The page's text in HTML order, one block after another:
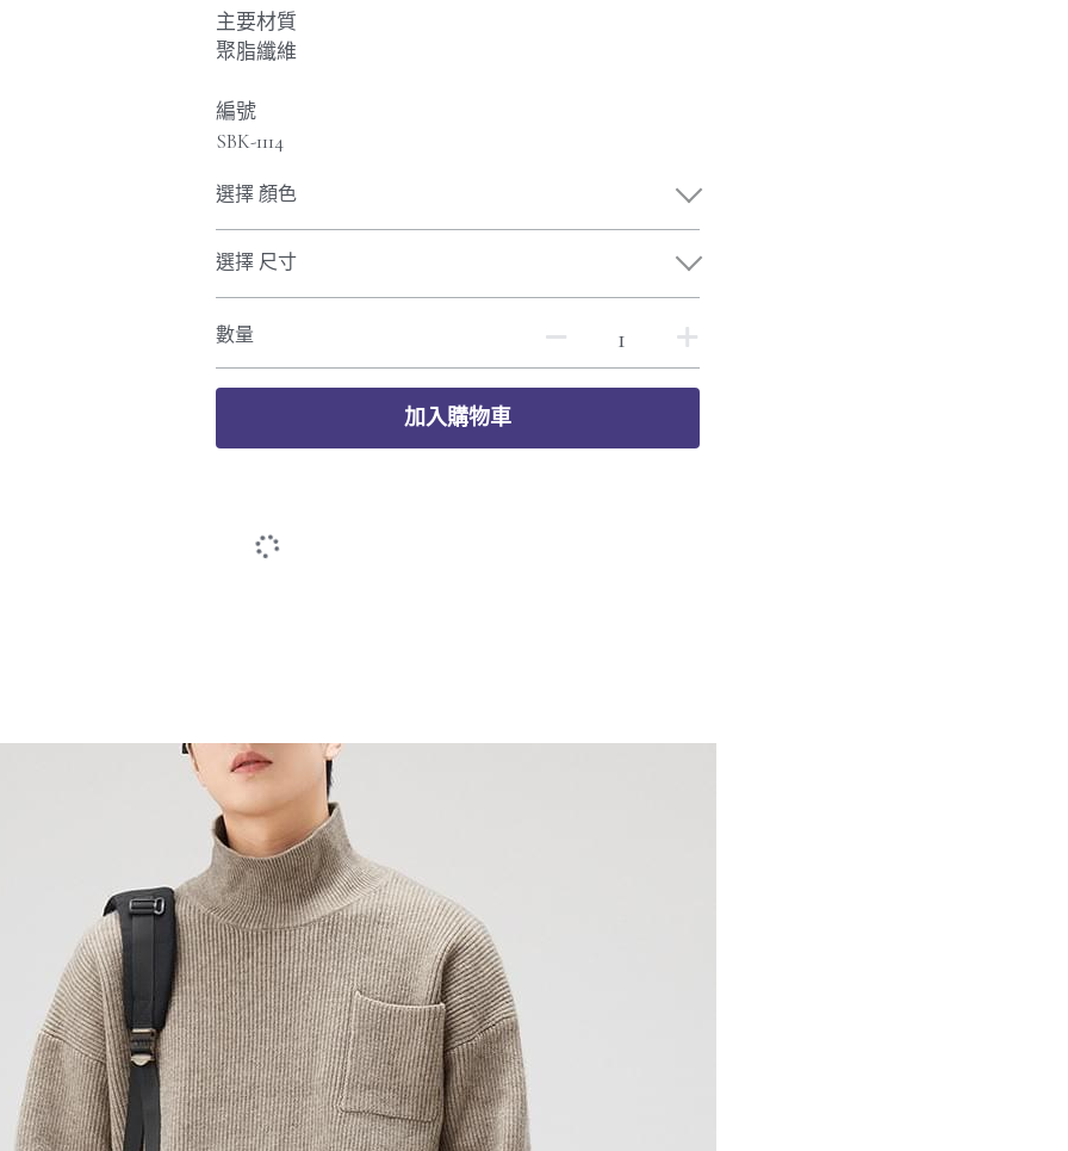
主要材質
聚脂纖維
編號
SBK-1114
選擇 顏色
選擇 尺寸
數量
加入購物車